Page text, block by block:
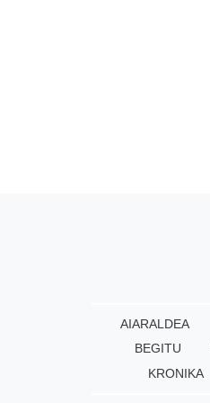
AIARALDEA
BEGITU
KRONIKA